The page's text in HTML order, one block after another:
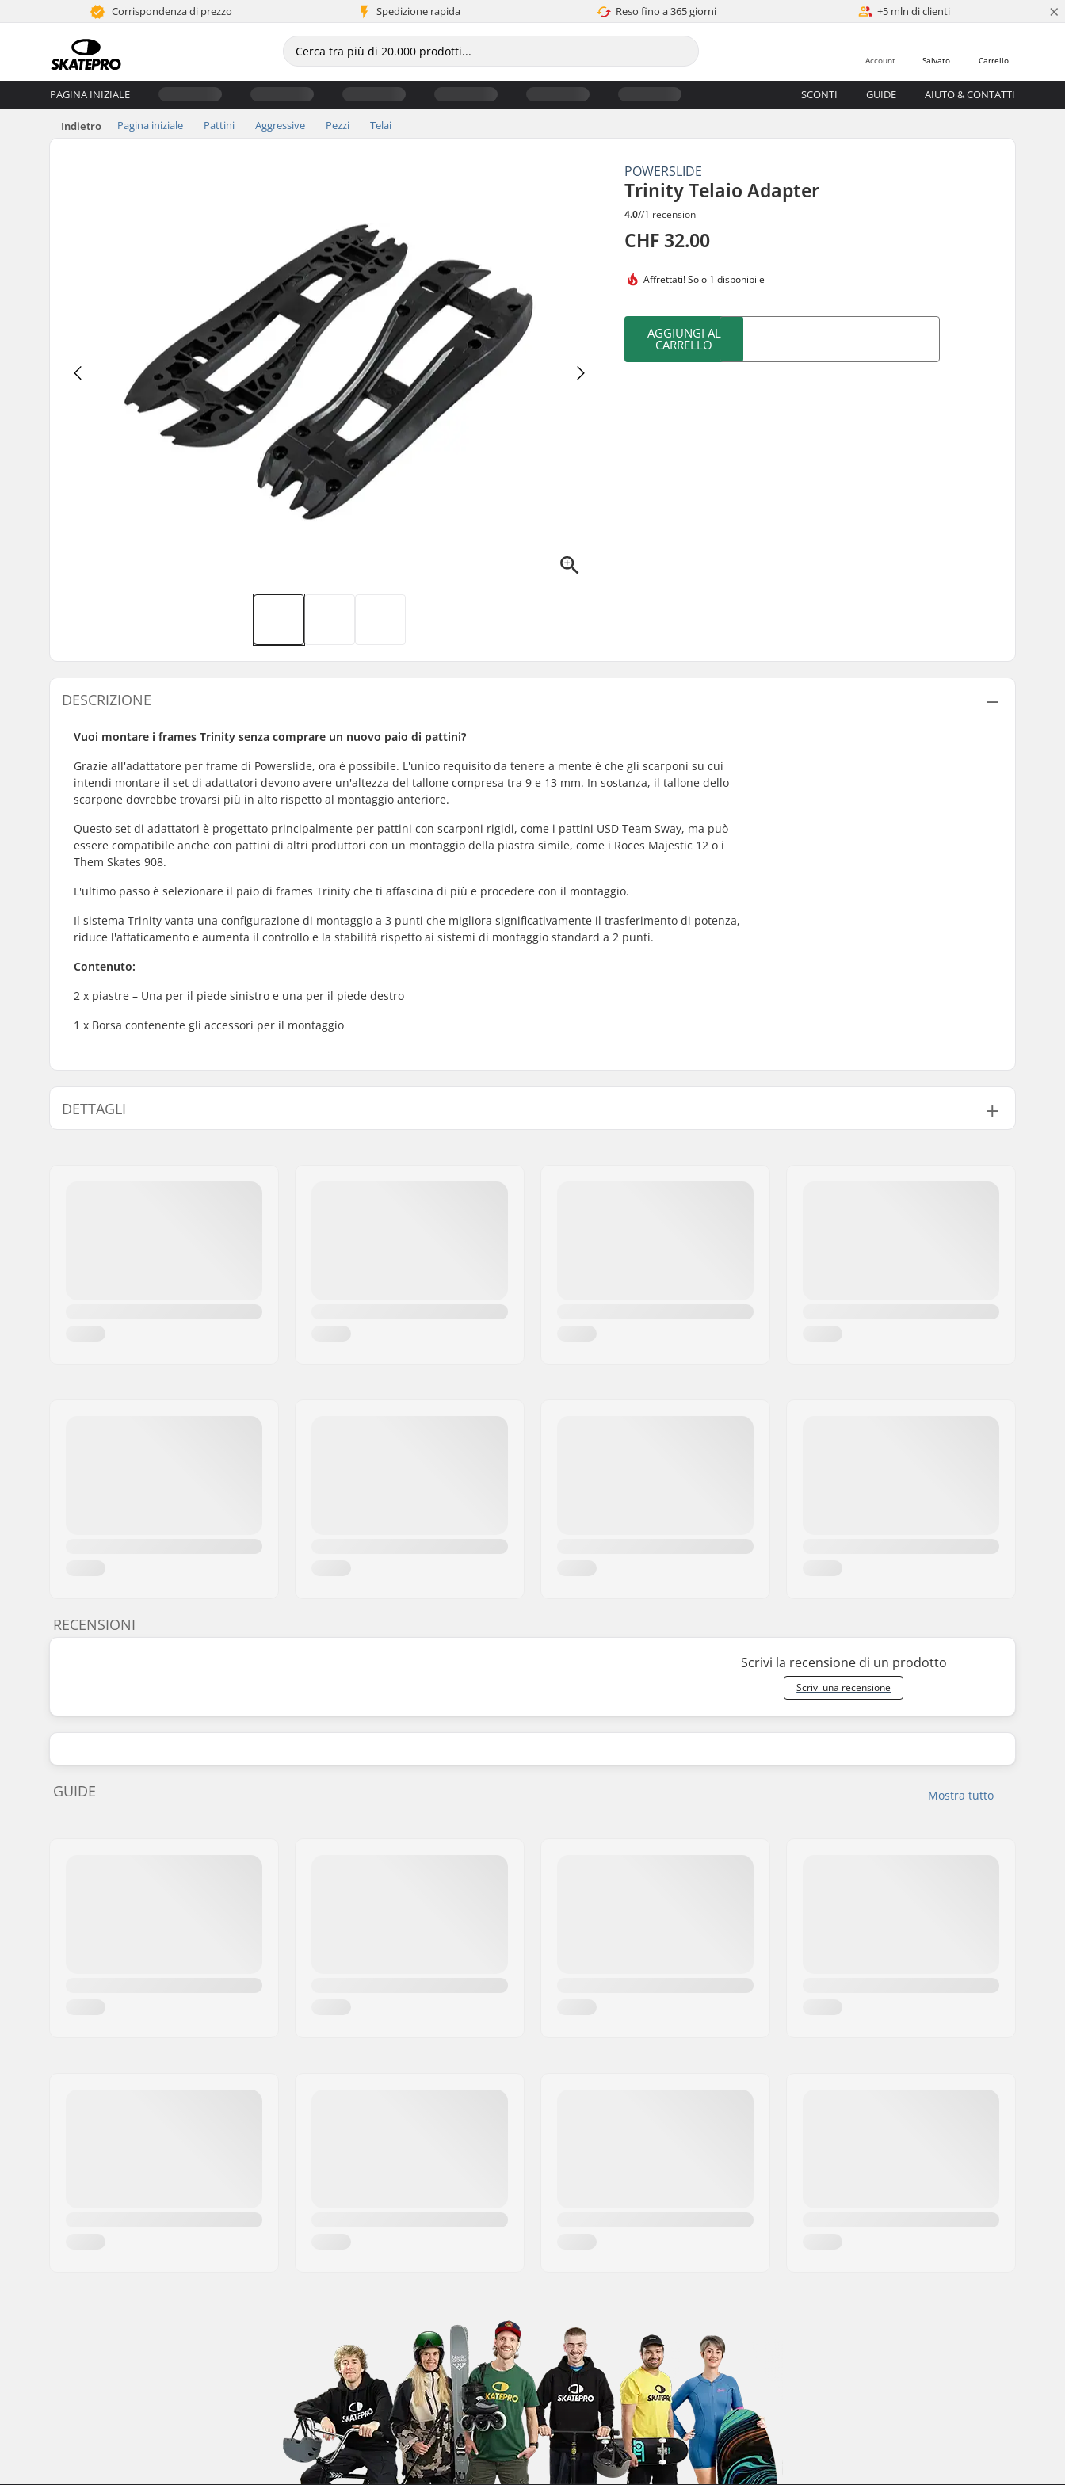
Corrispondenza di prezzo Spedizione rapida Reso fino a 365 giorni +5 mln di clienti ×
Carrello
Salvato
Account
PAGINA INIZIALE SCONTI GUIDE AIUTO & CONTATTI
Indietro Pagina iniziale Pattini Aggressive Pezzi Telai
POWERSLIDE
Trinity Telaio Adapter
4.0//1 recensioni
CHF 32.00
Affrettati!Solo 1 disponibile
AGGIUNGI AL
CARRELLO
DESCRIZIONE
Vuoi montare i frames Trinity senza comprare un nuovo paio di pattini?
Grazie all'adattatore per frame di Powerslide, ora è possibile. L'unico requisito da tenere a mente è che gli scarponi su cui
intendi montare il set di adattatori devono avere un'altezza del tallone compresa tra 9 e 13 mm. In sostanza, il tallone dello
scarpone dovrebbe trovarsi più in alto rispetto al montaggio anteriore.
Questo set di adattatori è progettato principalmente per pattini con scarponi rigidi, come i pattini USD Team Sway, ma può
essere compatibile anche con pattini di altri produttori con un montaggio della piastra simile, come i Roces Majestic 12 o i
Them Skates 908.
L'ultimo passo è selezionare il paio di frames Trinity che ti affascina di più e procedere con il montaggio.
Il sistema Trinity vanta una configurazione di montaggio a 3 punti che migliora significativamente il trasferimento di potenza,
riduce l'affaticamento e aumenta il controllo e la stabilità rispetto ai sistemi di montaggio standard a 2 punti.
Contenuto:
2 x piastre – Una per il piede sinistro e una per il piede destro
1 x Borsa contenente gli accessori per il montaggio
DETTAGLI
RECENSIONI
Scrivi la recensione di un prodotto
Scrivi una recensione
Mostra tutto
GUIDE